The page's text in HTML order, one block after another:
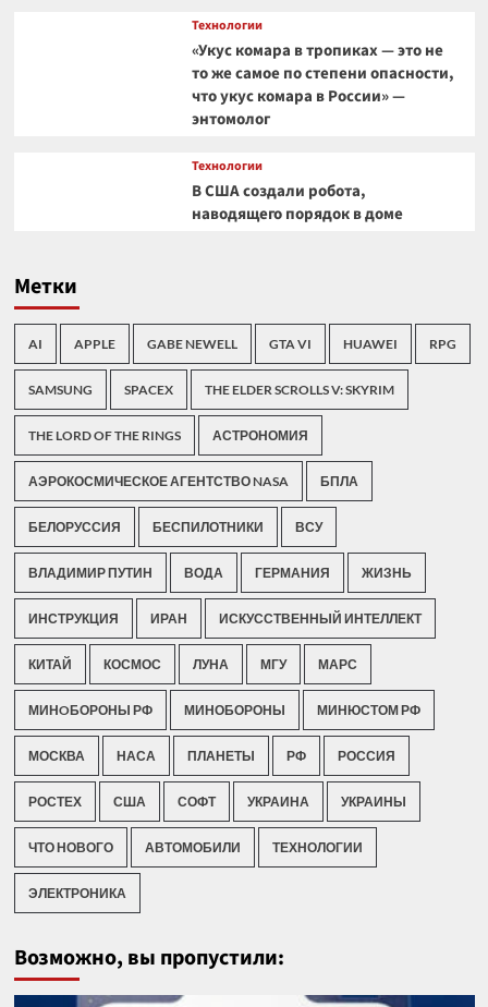
Технологии
«Укус комара в тропиках — это не
то же самое по степени опасности,
что укус комара в России» —
энтомолог
Технологии
В США создали робота,
наводящего порядок в доме
Метки
AI APPLE GABE NEWELL GTA VI HUAWEI RPG
SAMSUNG SPACEX THE ELDER SCROLLS V: SKYRIM
THE LORD OF THE RINGS АСТРОНОМИЯ
АЭРОКОСМИЧЕСКОЕ АГЕНТСТВО NASA БПЛА
БЕЛОРУССИЯ БЕСПИЛОТНИКИ ВСУ
ВЛАДИМИР ПУТИН ВОДА ГЕРМАНИЯ ЖИЗНЬ
ИНСТРУКЦИЯ ИРАН ИСКУССТВЕННЫЙ ИНТЕЛЛЕКТ
КИТАЙ КОСМОС ЛУНА МГУ МАРС
МИНOБОРОНЫ РФ МИНОБОРОНЫ МИНЮСТОМ РФ
МОСКВА НАСА ПЛАНЕТЫ РФ РОССИЯ
РОСТЕХ США СОФТ УКРАИНА УКРАИНЫ
ЧТО НОВОГО АВТОМОБИЛИ ТЕХНОЛОГИИ
ЭЛЕКТРОНИКА
Возможно, вы пропустили: